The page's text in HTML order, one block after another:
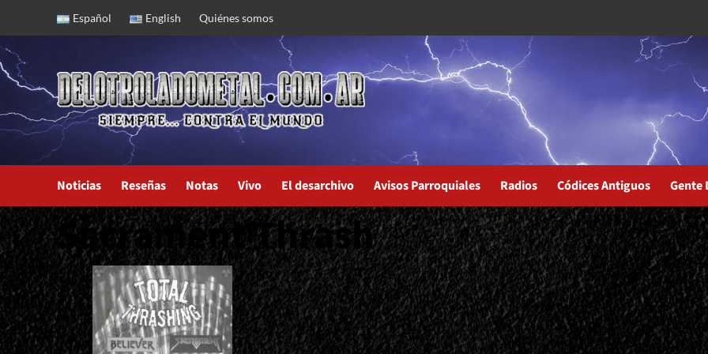
content
Español English Quiénes somos
Noticias Reseñas Notas Vivo El desarchivo Avisos Parroquiales Radios Códices Antiguos Gente
Sacrament Thrash